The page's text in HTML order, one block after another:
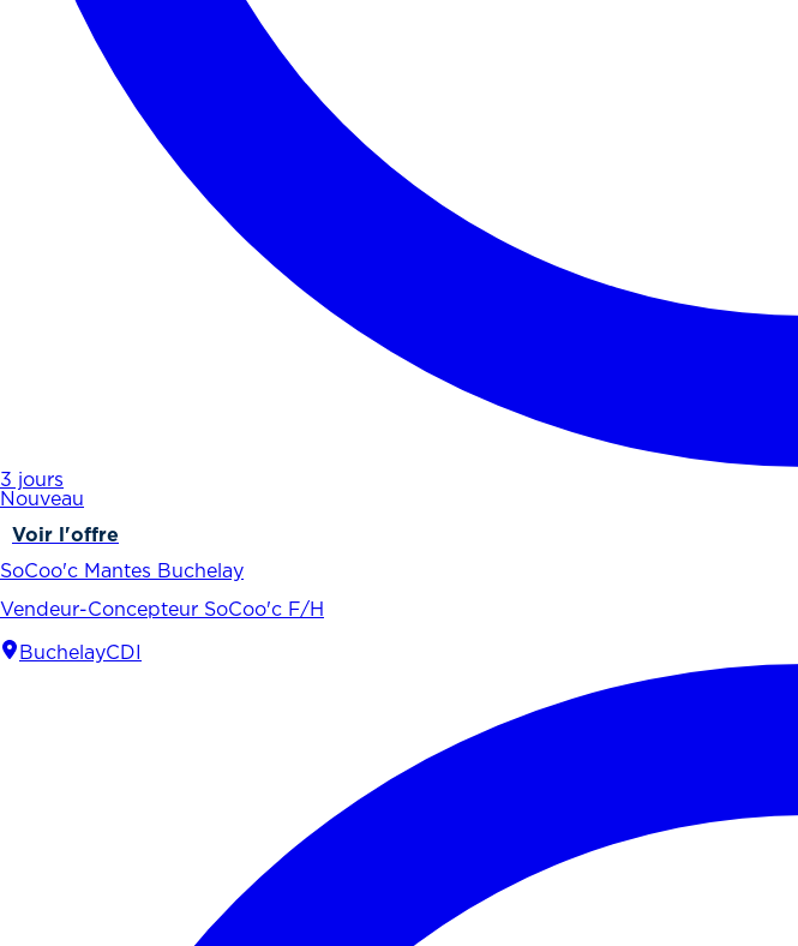
3 jours
Nouveau
Voir l'offre
SoCoo'c Mantes Buchelay
Vendeur-Concepteur SoCoo'c F/H
BuchelayCDI